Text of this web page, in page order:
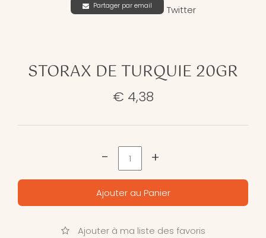
Partager par email Twitter
STORAX DE TURQUIE 20GR
€ 4,38
- +
Ajouter au Panier
Ajouter à ma liste des favoris